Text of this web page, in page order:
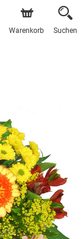
Warenkorb Suchen